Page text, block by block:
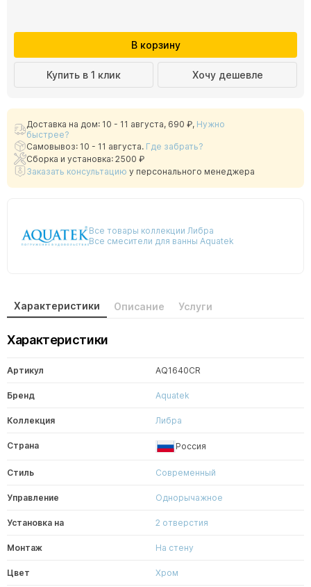
В корзину
Купить в 1 клик Хочу дешевле
Доставка на дом: 10 - 11 августа, 690 ₽, Нужно
быстрее?
Самовывоз: 10 - 11 августа. Где забрать?
Сборка и установка: 2500 ₽
Заказать консультацию у персонального менеджера
Все товары коллекции Либра
Все смесители для ванны Aquatek
Характеристики Описание Услуги
Характеристики
Артикул AQ1640CR
Бренд Aquatek
Коллекция Либра
Страна Россия
Стиль Современный
Управление Однорычажное
Установка на 2 отверстия
Монтаж На стену
Цвет Хром